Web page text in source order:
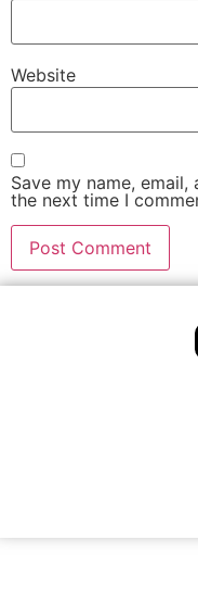
Website
Save my name,
the next time I